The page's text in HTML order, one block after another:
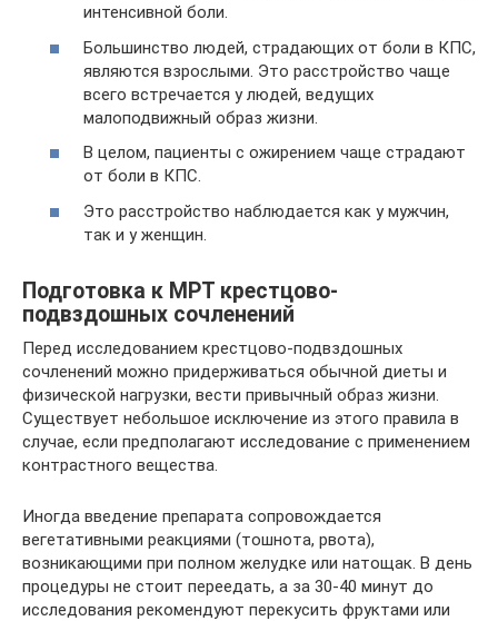
интенсивной боли.
Большинство людей, страдающих от боли в КПС,
являются взрослыми. Это расстройство чаще
всего встречается у людей, ведущих
малоподвижный образ жизни.
В целом, пациенты с ожирением чаще страдают
от боли в КПС.
Это расстройство наблюдается как у мужчин,
так и у женщин.
Подготовка к МРТ крестцово-
подвздошных сочленений
Перед исследованием крестцово-подвздошных
сочленений можно придерживаться обычной диеты и
физической нагрузки, вести привычный образ жизни.
Существует небольшое исключение из этого правила в
случае, если предполагают исследование с применением
контрастного вещества.
Иногда введение препарата сопровождается
вегетативными реакциями (тошнота, рвота),
возникающими при полном желудке или натощак. В день
процедуры не стоит переедать, а за 30-40 минут до
исследования рекомендуют перекусить фруктами или